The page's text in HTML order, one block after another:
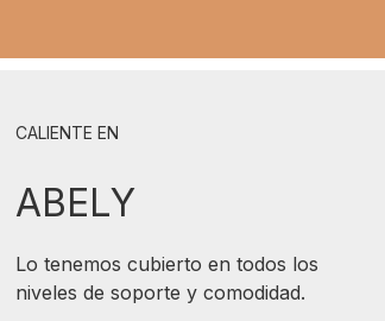
CALIENTE EN
ABELY
Lo tenemos cubierto en todos los
niveles de soporte y comodidad.